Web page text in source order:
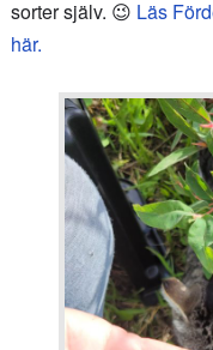
sorter själv. 😉 Läs
här.